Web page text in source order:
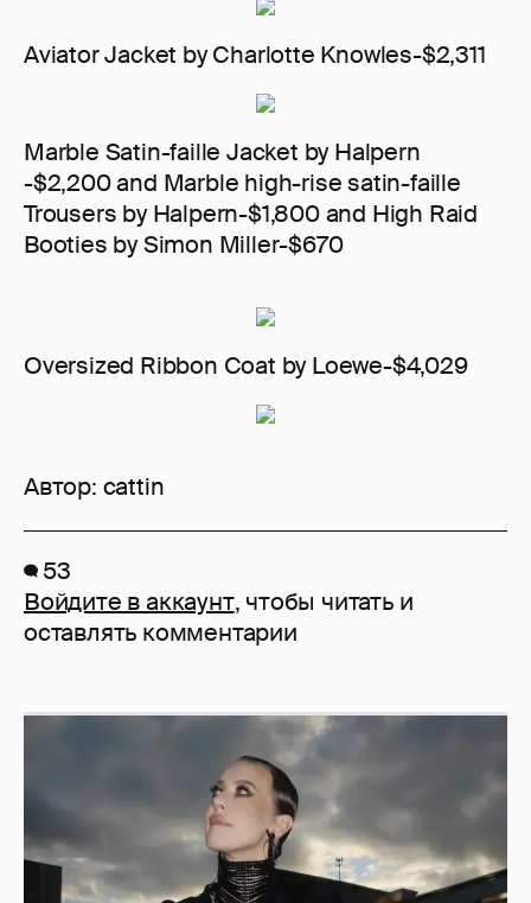
Aviator Jacket by Charlotte Knowles-$2,311
Marble Satin-faille Jacket by Halpern
-$2,200 and Marble high-rise satin-faille
Trousers by Halpern-$1,800 and High Raid
Booties by Simon Miller-$670
Oversized Ribbon Coat by Loewe-$4,029
Автор: cattin
53
Войдите в аккаунт, чтобы читать и
оставлять комментарии